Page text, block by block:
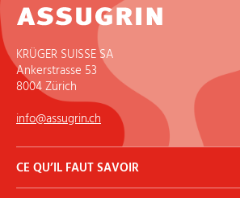
KRÜGER SUISSE SA
Ankerstrasse 53
8004 Zürich
info@assugrin.ch
CE QU’IL FAUT SAVOIR